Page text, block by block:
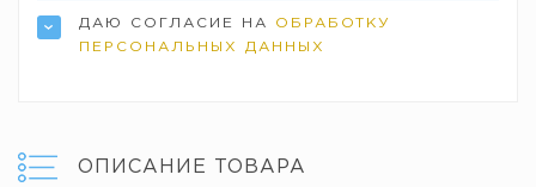
ДАЮ СОГЛАСИЕ НА ОБРАБОТКУ
ПЕРСОНАЛЬНЫХ ДАННЫХ
ОПИСАНИЕ ТОВАРА